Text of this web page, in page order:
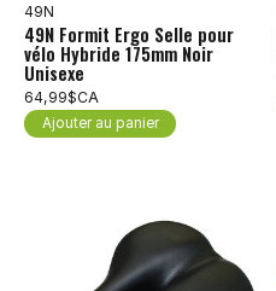
49N
49N Formit Ergo Selle pour
vélo Hybride 175mm Noir
Unisexe
64,99$CA
Ajouter au panier